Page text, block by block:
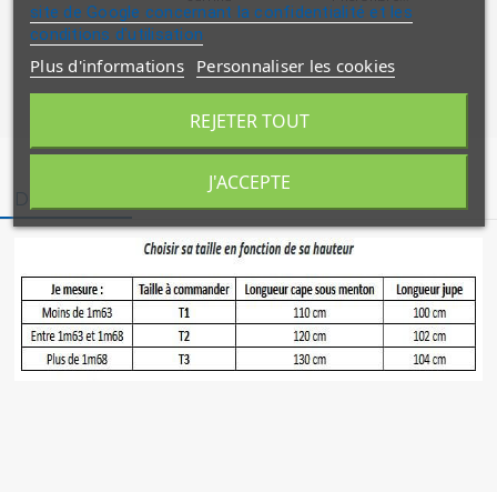
Description Détails du produit
site de Google concernant la confidentialité et les
conditions d'utilisation
Plus d'informations Personnaliser les cookies
REJETER TOUT
J'ACCEPTE